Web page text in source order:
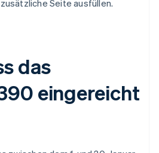
Seite ausfüllen.
das
eingereicht